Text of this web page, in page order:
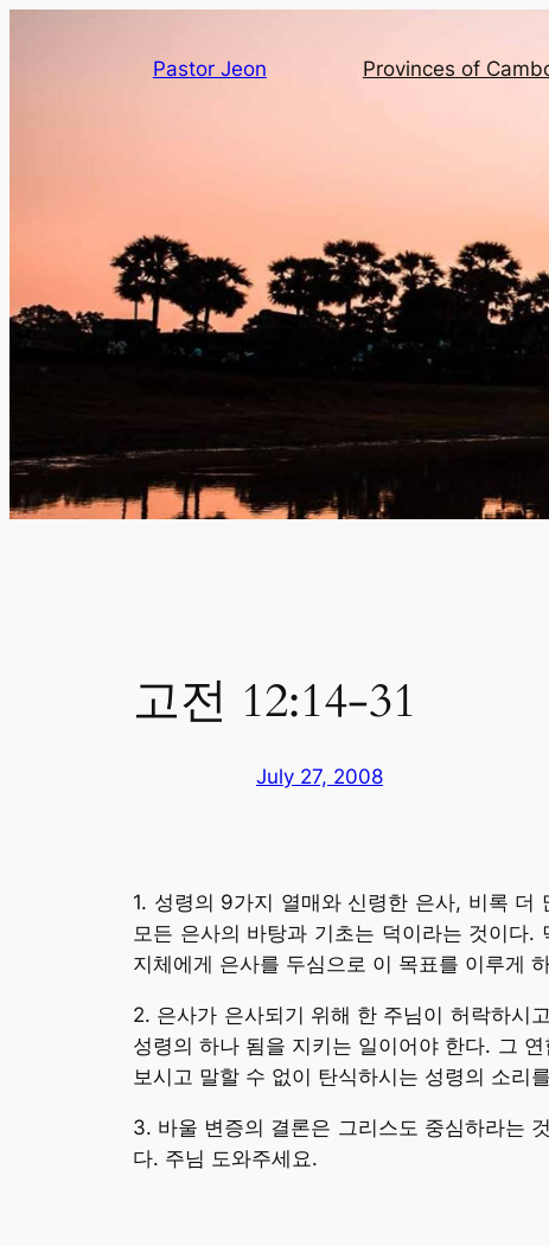
Pastor Jeon Provinces of
고전 12:14-31
July 27, 2008
1. 성령의 9가지 열매와 신령한 은사, 비록 더
모든 은사의 바탕과 기초는 덕이라는 것이다
지체에게 은사를 두심으로 이 목표를 이루게
2. 은사가 은사되기 위해 한 주님이 허락하시
성령의 하나 됨을 지키는 일이어야 한다. 그
보시고 말할 수 없이 탄식하시는 성령의 소리
3. 바울 변증의 결론은 그리스도 중심하라는
다. 주님 도와주세요.